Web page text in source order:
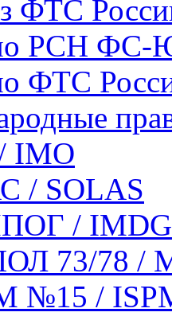
ФТС
РСН ФС-
ФТС
/ SOLAS
/ IMDG
73/78 /
/